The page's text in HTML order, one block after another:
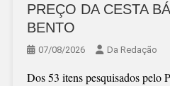
PREÇO DA CESTA
BENTO
07/08/2026 Da Redação
Dos 53 itens pesquisados pelo